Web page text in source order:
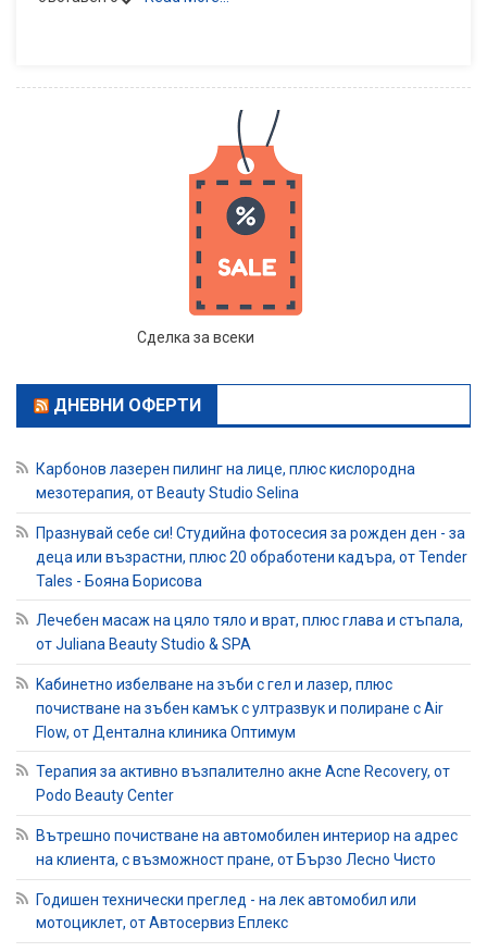
Сделка за всеки
ДНЕВНИ ОФЕРТИ
Карбонов лазерен пилинг на лице, плюс кислородна
мезотерапия, от Beauty Studio Selina
Празнувай себе си! Студийна фотосесия за рожден ден - за
деца или възрастни, плюс 20 обработени кадъра, от Tender
Tales - Бояна Борисова
Лечебен масаж на цяло тяло и врат, плюс глава и стъпала,
от Juliana Beauty Studio & SPA
Kабинетно избелване на зъби с гел и лазер, плюс
почистване на зъбен камък с ултразвук и полиране с Air
Flow, от Дентална клиника Оптимум
Терапия за активно възпалително акне Acne Recovery, от
Podo Beauty Center
Вътрешно почистване на автомобилен интериор на адрес
на клиента, с възможност пране, от Бързо Лесно Чисто
Годишен технически преглед - на лек автомобил или
мотоциклет, от Автосервиз Еплекс